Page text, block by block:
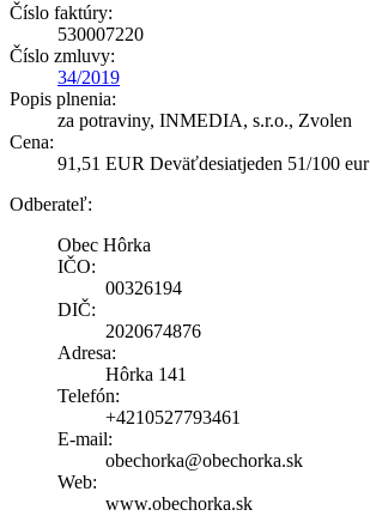
Číslo faktúry:
530007220
Číslo zmluvy:
34/2019
Popis plnenia:
za potraviny, INMEDIA, s.r.o., Zvolen
Cena:
91,51 EUR Deväťdesiatjeden 51/100 eur
Odberateľ:
Obec Hôrka
IČO:
00326194
DIČ:
2020674876
Adresa:
Hôrka 141
Telefón:
+4210527793461
E-mail:
obechorka@obechorka.sk
Web:
www.obechorka.sk